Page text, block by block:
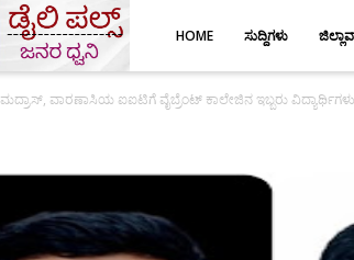
HOME ಸುದ್ದಿಗಳು
ಮದ್ರಾಸ್, ವಾರಣಾಸಿಯ ಐಐಟಿಗೆ ವೈಬ್ರೆಂಟ್ ಕಾಲೇಜಿನ ಇಬ್ಬರು ವಿದ್ಯಾರ್ಥಿಗಳು